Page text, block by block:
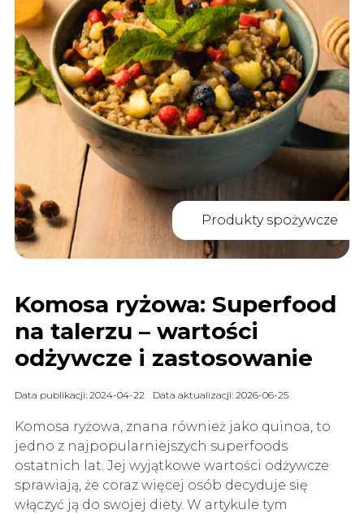
Produkty spożywcze
Komosa ryżowa: Superfood
na talerzu – wartości
odżywcze i zastosowanie
Data publikacji: 2024-04-22 Data aktualizacji: 2026-06-25
Komosa ryżowa, znana również jako quinoa, to
jedno z najpopularniejszych superfoods
ostatnich lat. Jej wyjątkowe wartości odżywcze
sprawiają, że coraz więcej osób decyduje się
włączyć ją do swojej diety. W artykule tym